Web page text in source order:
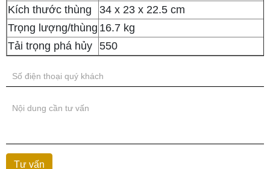
Kích thước thùng
34 x 23 x 22.5 cm
Trọng lượng/thùng 16.7 kg
Tải trọng phá hủy 550